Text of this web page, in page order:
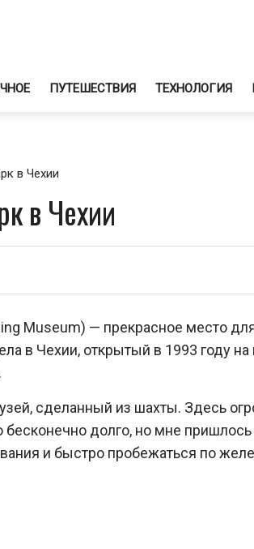
ПУТЕШЕСТВИЯ ТЕХНОЛОГИЯ
в Чехии
в Чехии
Museum) — прекрасное место
в Чехии, открытый в 1993 году
сделанный из шахты. Здесь
бесконечно долго, но мне
и быстро пробежаться по